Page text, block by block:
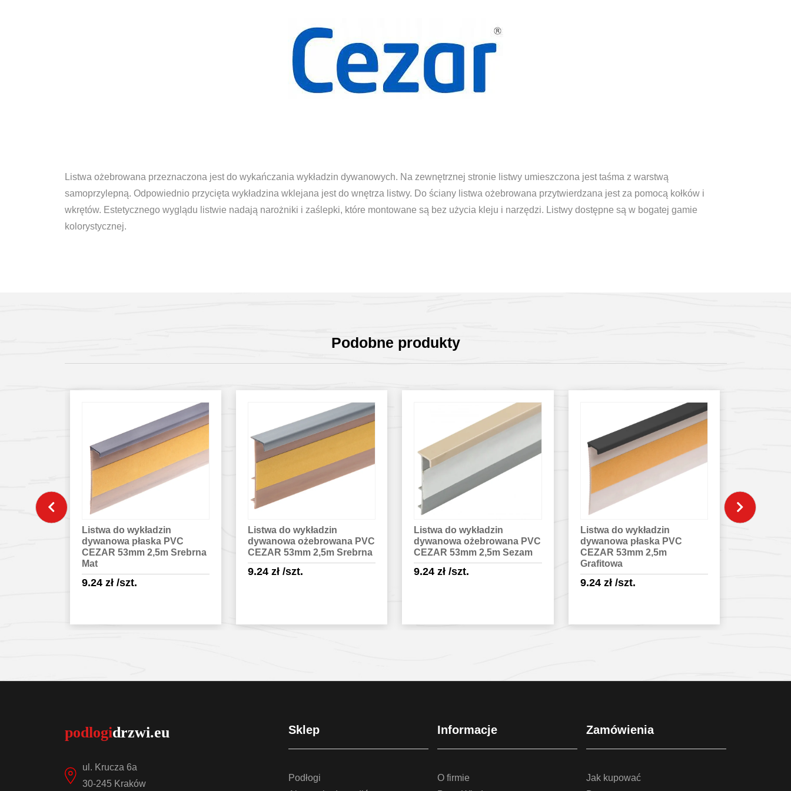
Listwa ożebrowana przeznaczona jest do wykańczania wykładzin dywanowych. Na zewnętrznej stronie listwy umieszczona jest taśma z warstwą
samoprzylepną. Odpowiednio przycięta wykładzina wklejana jest do wnętrza listwy. Do ściany listwa ożebrowana przytwierdzana jest za pomocą kołków i
wkrętów. Estetycznego wyglądu listwie nadają narożniki i zaślepki, które montowane są bez użycia kleju i narzędzi. Listwy dostępne są w bogatej gamie
kolorystycznej.
Podobne produkty
Listwa do wykładzin
dywanowa ożebrowana PVC
CEZAR 53mm 2,5m Srebrna
9.24zł/szt.
Listwa do wykładzin
dywanowa ożebrowana PVC
CEZAR 53mm 2,5m Sezam
9.24zł /szt.
Listwa do wykładzin
dywanowa płaska PVC
CEZAR 53mm 2,5m
Grafitowa
Listwa do wykładzin
dywanowa ożebrowana PVC
CEZAR 53mm 2,5m Karmel
9.24zł/szt.
ul. Krucza 6a
30-245 Kraków
Sklep
Podłogi
Informacje
O firmie
Zamówienia
Jak kupować